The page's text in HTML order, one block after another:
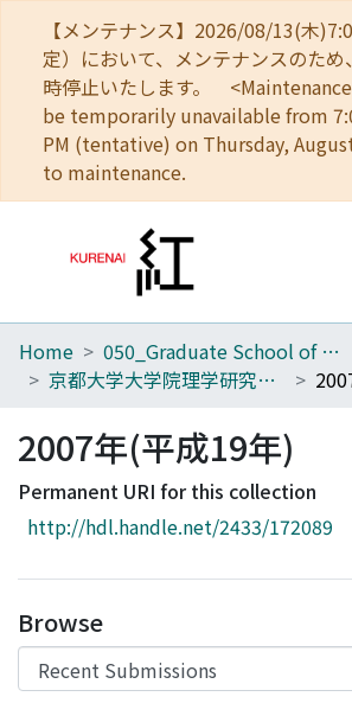
【メンテナンス】2026/08/13(木
定）において、メンテナンスのた
時停止いたします。
be temporarily unavailable from
PM (tentative) on Thursday,
to maintenance.
Home
Browse
Download Ranking
Access Statistics
Home
050_Graduate School of Science
京都大学大学院理学研究科附属天文台年次報告
2007年(平成19年)
Permanent URI for this collection
http://hdl.handle.net/2433/172089
Browse